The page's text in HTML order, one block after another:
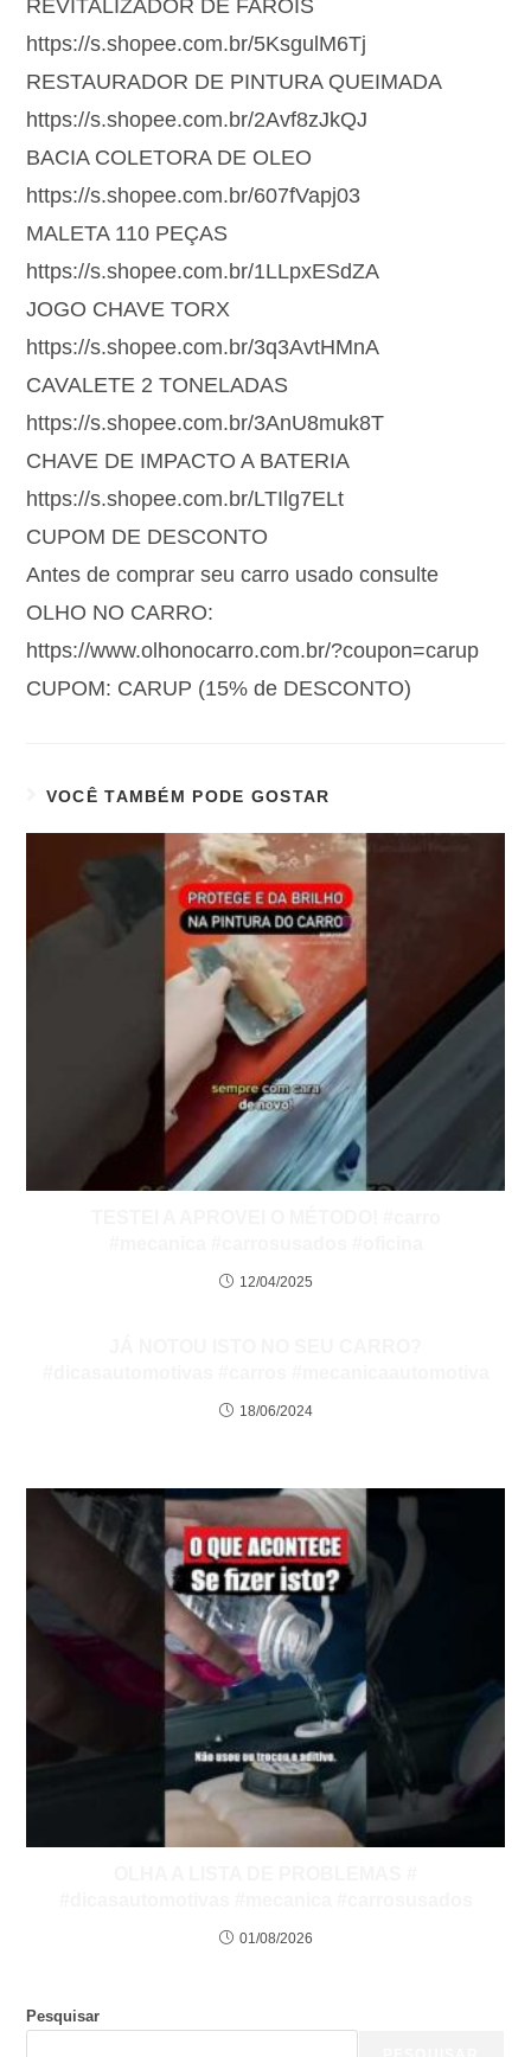
REVITALIZADOR DE FARÓIS
https://s.shopee.com.br/5KsgulM6Tj
RESTAURADOR DE PINTURA QUEIMADA
https://s.shopee.com.br/2Avf8zJkQJ
BACIA COLETORA DE OLEO
https://s.shopee.com.br/607fVapj03
MALETA 110 PEÇAS
https://s.shopee.com.br/1LLpxESdZA
JOGO CHAVE TORX
https://s.shopee.com.br/3q3AvtHMnA
CAVALETE 2 TONELADAS
https://s.shopee.com.br/3AnU8muk8T
CHAVE DE IMPACTO A BATERIA
https://s.shopee.com.br/LTIlg7ELt
CUPOM DE DESCONTO
Antes de comprar seu carro usado consulte
OLHO NO CARRO:
https://www.olhonocarro.com.br/?coupon=carup
CUPOM: CARUP (15% de DESCONTO)
VOCÊ TAMBÉM PODE GOSTAR
12/04/2025
18/06/2024
01/08/2026
Pesquisar